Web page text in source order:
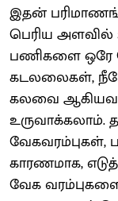
இதன்
பெரிய அளவில்
பணிகளை ஒரே
கடலலைகள்,
கலவை
உருவாக்கலாம்.
வேகவரம்புகள்,
காரணமாக,
வேக